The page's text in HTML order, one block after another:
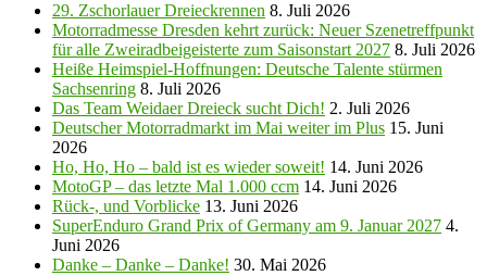
29. Zschorlauer Dreieckrennen 8. Juli 2026
Motorradmesse Dresden kehrt zurück: Neuer Szenetreffpunkt
für alle Zweiradbeigeisterte zum Saisonstart 2027 8. Juli 2026
Heiße Heimspiel-Hoffnungen: Deutsche Talente stürmen
Sachsenring 8. Juli 2026
Das Team Weidaer Dreieck sucht Dich! 2. Juli 2026
Deutscher Motorradmarkt im Mai weiter im Plus 15. Juni
2026
Ho, Ho, Ho – bald ist es wieder soweit! 14. Juni 2026
MotoGP – das letzte Mal 1.000 ccm 14. Juni 2026
Rück-, und Vorblicke 13. Juni 2026
SuperEnduro Grand Prix of Germany am 9. Januar 2027 4.
Juni 2026
Danke – Danke – Danke! 30. Mai 2026